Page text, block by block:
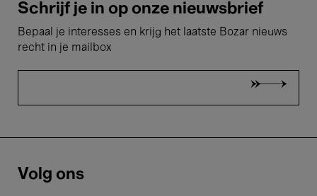
Schrijf je in op onze nieuwsbrief
Bepaal je interesses en krijg het laatste Bozar nieuws
recht in je mailbox
Volg ons